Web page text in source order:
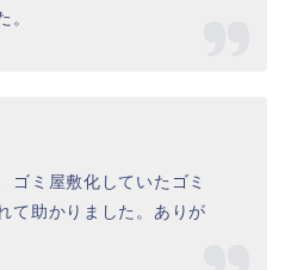
。
ゴミ屋敷化していたゴミ
て助かりました。ありが